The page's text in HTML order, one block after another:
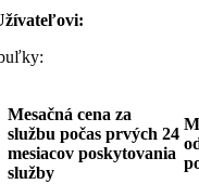
Mesačná cena za
službu počas prvých 24
mesiacov poskytovania
služby